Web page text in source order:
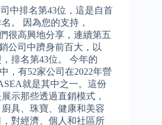
中排名第43位，這是自首
。 因為您的支持，
很高興地分享，連續第五
公司中躋身前百大，以
排名第43位。 今年的
，有52家公司在2022年營
就是其中之一。這份
示那些透過直銷模式，
具、珠寶、健康和美容
對經濟、個人和社區所